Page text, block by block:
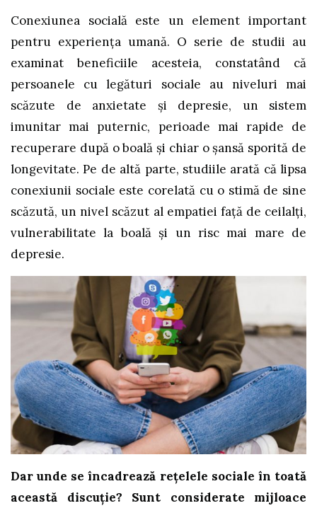
Conexiunea socială este un element important
pentru experiența umană. O serie de studii au
examinat beneficiile acesteia, constatând că
persoanele cu legături sociale au niveluri mai
scăzute de anxietate și depresie, un sistem
imunitar mai puternic, perioade mai rapide de
recuperare după o boală și chiar o șansă sporită de
longevitate. Pe de altă parte, studiile arată că lipsa
conexiunii sociale este corelată cu o stimă de sine
scăzută, un nivel scăzut al empatiei față de ceilalți,
vulnerabilitate la boală și un risc mai mare de
depresie.
Dar unde se încadrează rețelele sociale în toată
această discuție? Sunt considerate mijloace